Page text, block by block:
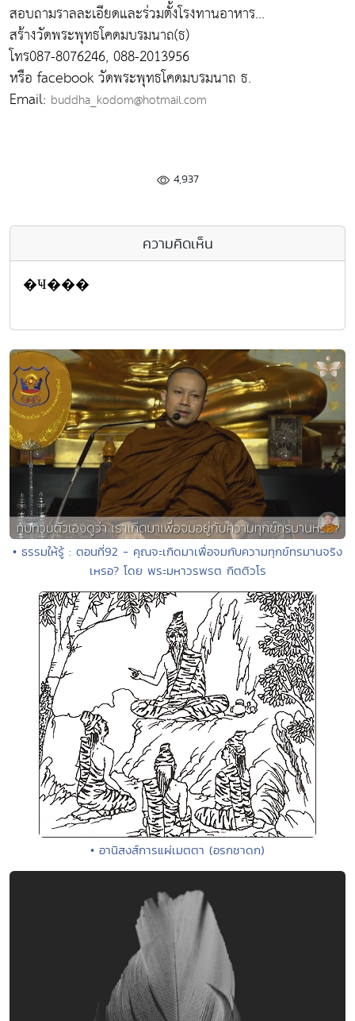
สอบถามราลละเอียดและร่วมตั้งโรงทานอาหาร...
สร้างวัดพระพุทธโคดมบรมนาถ(ธ)
โทร087-8076246, 088-2013956
หรือ facebook วัดพระพุทธโคดมบรมนาถ ธ.
Email: buddha_kodom@hotmail.com
4,937
ความคิดเห็น
�Ҹ���
• ธรรมให้รู้ : ตอนที่92 - คุณจะเกิดมาเพื่อจมกับความทุกข์ทรมานจริง
เหรอ? โดย พระมหาวรพรต กิตติวโร
• อานิสงส์การแผ่เมตตา (อรกชาดก)